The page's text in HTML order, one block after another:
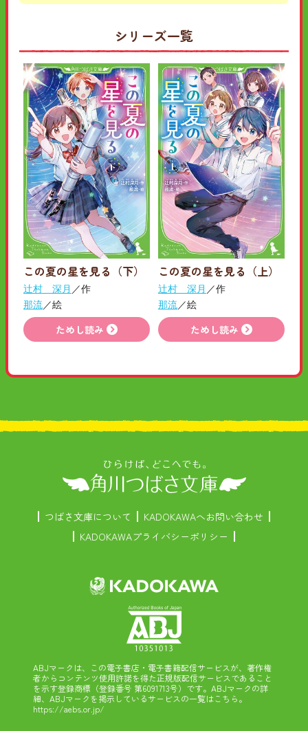
シリーズ一覧
この夏の星を見る（下）
辻村 深月 ／作
那流／絵
ためし読み
この夏の星を見る（上）
辻村 深月 ／作
那流／絵
ためし読み
つばさ文庫について
KADOKAWAへお問い合わせ
KADOKAWAプライバシーポリシー
ABJマークは、この電子書店・電子書籍配信サービスが、著作権
者からコンテンツ使用許諾を得た正規版配信サービスであること
を示す登録商標（登録番号 第6091713号）です。ABJマークの詳
細、ABJマークを掲示しているサービスの一覧はこちら。
https://aebs.or.jp/